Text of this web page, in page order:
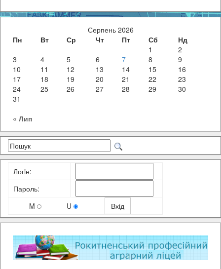
Серпень 2026
Пн
Вт Ср Чт Пт Сб
Нд
1
2
3
4 5 6 7 8
9
10
11 12 13 14 15
16
17
18 19 20 21 22
23
24
25 26 27 28 29
30
31
« Лип
Логiн:
Пароль:
M
U